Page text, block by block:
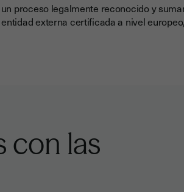
proceso legalmente reconocido y
externa certificada a nivel
con las